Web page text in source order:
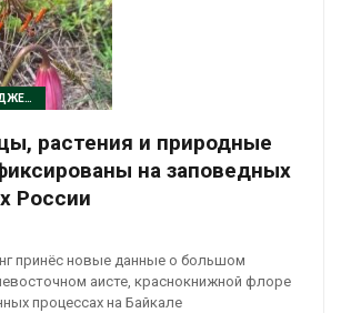
ЗАПОВЕДНЫЙ ДАЙДЖЕСТ
растения и природные
на заповедных
России
принёс новые данные о большом
аисте, краснокнижной флоре
процессах на Байкале